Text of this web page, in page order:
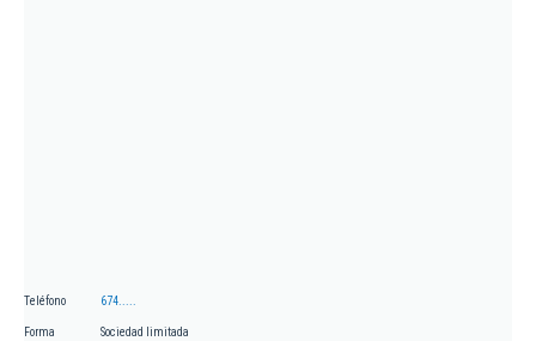
Teléfono 674.....
Forma
Sociedad limitada